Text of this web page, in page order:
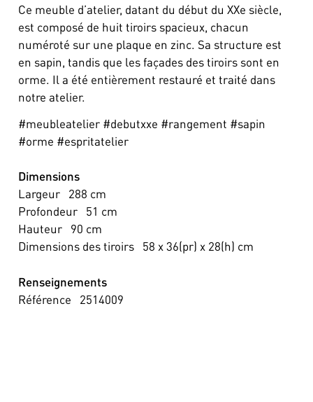
Ce meuble d’atelier, datant du début du XXe siècle,
est composé de huit tiroirs spacieux, chacun
numéroté sur une plaque en zinc. Sa structure est
en sapin, tandis que les façades des tiroirs sont en
orme. Il a été entièrement restauré et traité dans
notre atelier.
#meubleatelier #debutxxe #rangement #sapin
#orme #espritatelier
Dimensions
Largeur
288 cm
Profondeur
51 cm
Hauteur
90 cm
Dimensions des tiroirs
58 x 36(pr) x 28(h) cm
Renseignements
Référence
2514009